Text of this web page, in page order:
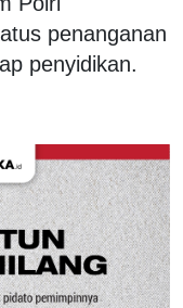
penanganan
penyidikan.